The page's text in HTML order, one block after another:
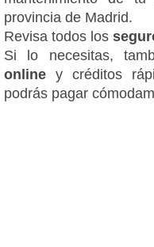
provincia de Madrid.
Revisa todos los
Si lo necesitas,
online y créditos
podrás pagar